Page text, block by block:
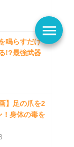
鳴らすだけ
!?最強武器
】足の爪を2
！身体の毒を
menu